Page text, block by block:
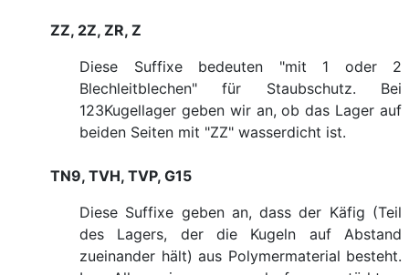
ZZ, 2Z, ZR, Z
Diese Suffixe bedeuten "mit 1 oder 2
Blechleitblechen" für Staubschutz. Bei
123Kugellager geben wir an, ob das Lager auf
beiden Seiten mit "ZZ" wasserdicht ist.
TN9, TVH, TVP, G15
Diese Suffixe geben an, dass der Käfig (Teil
des Lagers, der die Kugeln auf Abstand
zueinander hält) aus Polymermaterial besteht.